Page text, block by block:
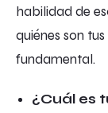
habilidad de
quiénes son
fundamental.
¿Cuál es